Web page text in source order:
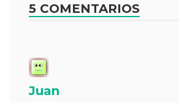
5 COMENTARIOS
Juan